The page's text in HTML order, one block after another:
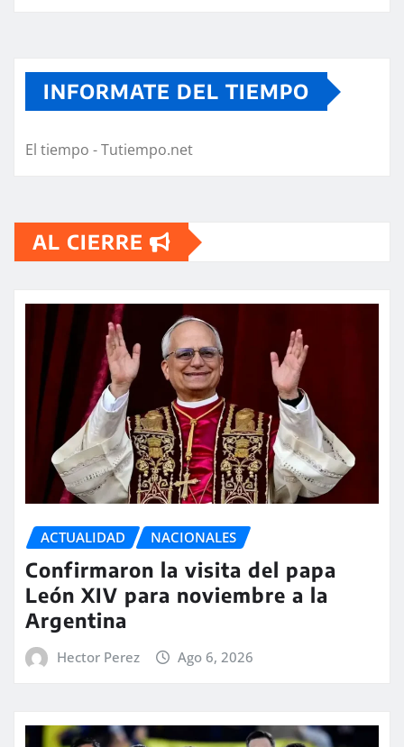
INFORMATE DEL TIEMPO
El tiempo - Tutiempo.net
AL CIERRE
ACTUALIDAD NACIONALES
Confirmaron la visita del papa
León XIV para noviembre a la
Argentina
Hector Perez Ago 6, 2026